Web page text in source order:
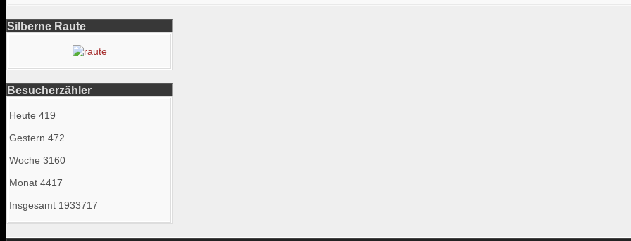
Silberne Raute
Besucherzähler
Heute 419
Gestern 472
Woche 3160
Monat 4417
Insgesamt 1933717